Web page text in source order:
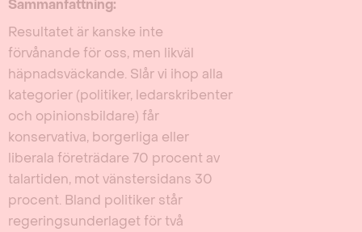
Sammanfattning:
Resultatet är kanske inte
förvånande för oss, men likväl
häpnadsväckande. Slår vi ihop alla
kategorier (politiker, ledarskribenter
och opinionsbildare) får
konservativa, borgerliga eller
liberala företrädare 70 procent av
talartiden, mot vänstersidans 30
procent. Bland politiker står
regeringsunderlaget för två